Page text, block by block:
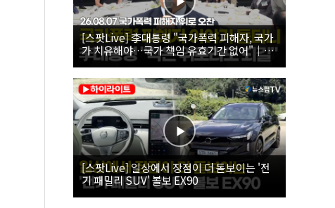
[스팟Live] 李대통령 "국가폭력 피해자, 국가
가 치유해야…국가 책임 유효기간 없어"｜
26.08.07 국가폭력 피해자 위로 오찬
[스팟Live] 일상에서 장점이 더 돋보이는 '전
기 패밀리 SUV' 볼보 EX90